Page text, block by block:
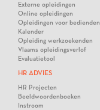
Externe opleidingen
Online opleidingen
Opleidingen voor bedienden
Kalender
Opleiding werkzoekenden
Vlaams opleidingsverlof
Evaluatietool
HR ADVIES
HR Projecten
Beeldwoordenboeken
Instroom